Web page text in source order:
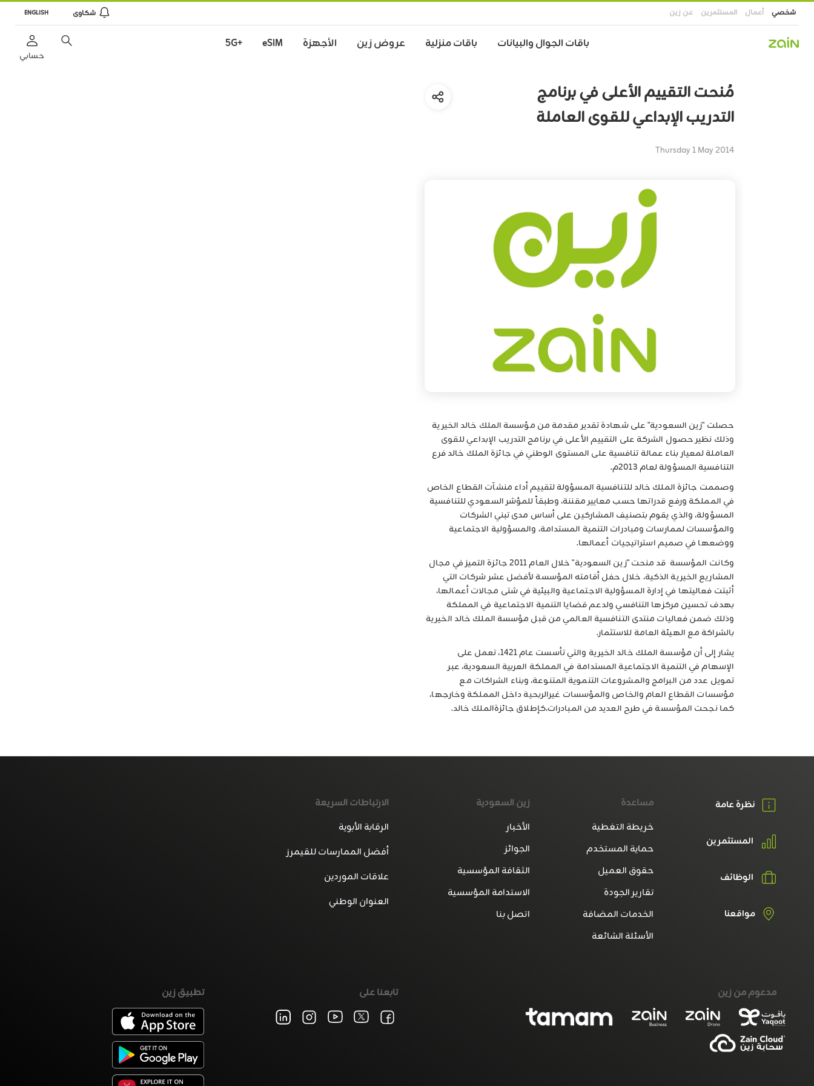
شخصي أعمال المستثمرين عن زين ENGLISH شكاوى
باقات الجوال والبيانات باقات منزلية عروض زين الأجهزة eSIM
+5G
حسابي
مُنحت التقييم الأعلى في برنامج
التدريب الإبداعي للقوى العاملة
Thursday 1 May 2014
حصلت "زين السعودية" على شهادة تقدير مقدمة من مؤسسة الملك خالد الخيرية
وذلك نظير حصول الشركة على التقييم الأعلى في برنامج التدريب الإبداعي للقوى
العاملة لمعيار بناء عمالة تنافسية على المستوى الوطني في جائزة الملك خالد فرع
التنافسية المسؤولة لعام 2013م.
وصممت جائزة الملك خالد للتنافسية المسؤولة لتقييم أداء منشآت القطاع الخاص
في المملكة ورفع قدراتها حسب معايير مقننة، وطبقاً للمؤشر السعودي للتنافسية
المسؤولة، والذي يقوم بتصنيف المشاركين على أساس مدى تبني الشركات
والمؤسسات لممارسات ومبادرات التنمية المستدامة، والمسؤولية الاجتماعية
ووضعها في صميم استراتيجيات أعمالها.
وكانت المؤسسة قد منحت "زين السعودية" خلال العام 2011 جائزة التميز في مجال
المشاريع الخيرية الذكية، خلال حفل أقامته المؤسسة لأفضل عشر شركات التي
أثبتت فعاليتها في إدارة المسؤولية الاجتماعية والبيئية في شتى مجالات أعمالها،
بهدف تحسين مركزها التنافسي ولدعم قضايا التنمية الاجتماعية في المملكة
وذلك ضمن فعاليات منتدى التنافسية العالمي من قبل مؤسسة الملك خالد الخيرية
بالشراكة مع الهيئة العامة للاستثمار.
يشار إلى أن مؤسسة الملك خالد الخيرية والتي تأسست عام 1421، تعمل على
الإسهام في التنمية الاجتماعية المستدامة في المملكة العربية السعودية، عبر
تمويل عدد من البرامج والمشروعات التنموية المتنوعة، وبناء الشراكات مع
مؤسسات القطاع العام والخاص والمؤسسات غيرالربحية داخل المملكة وخارجها،
كما نجحت المؤسسة في طرح العديد من المبادرات،كإطلاق جائزةالملك خالد.
نظرة عامة
المستثمرين
الوظائف
مواقعنا
مساعدة
خريطة التغطية
حماية المستخدم
حقوق العميل
تقارير الجودة
الخدمات المضافة
الأسئلة الشائعة
زين السعودية
الأخبار
الجوائز
الثقافة المؤسسية
الاستدامة المؤسسية
اتصل بنا
الارتباطات السريعة
الرقابة الأبوية
أفضل الممارسات للقيمرز
علاقات الموردين
العنوان الوطني
مدعوم من زين تطبيق زين تابعنا على